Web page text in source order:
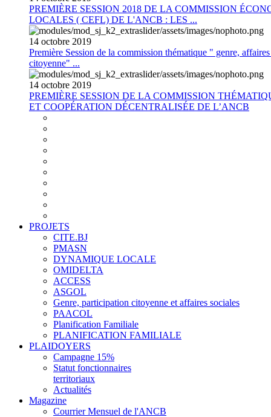
PREMIÈRE SESSION 2018 DE LA COMMISSION
LOCALES ( CEFL) DE L'ANCB : LES ...
14 octobre 2019
Première Session de la commission thématique " genre,
citoyenne" ...
14 octobre 2019
PREMIÈRE SESSION DE LA COMMISSION
ET COOPÉRATION DÉCENTRALISÉE DE L’ANCB
PROJETS
CITE.BJ
PMASN
DYNAMIQUE LOCALE
OMIDELTA
ACCESS
ASGOL
Genre, participation citoyenne et affaires sociales
PAACOL
Planification Familiale
PLANIFICATION FAMILIALE
PLAIDOYERS
Campagne 15%
Statut fonctionnaires
territoriaux
Actualités
Magazine
Courrier Mensuel de l'ANCB